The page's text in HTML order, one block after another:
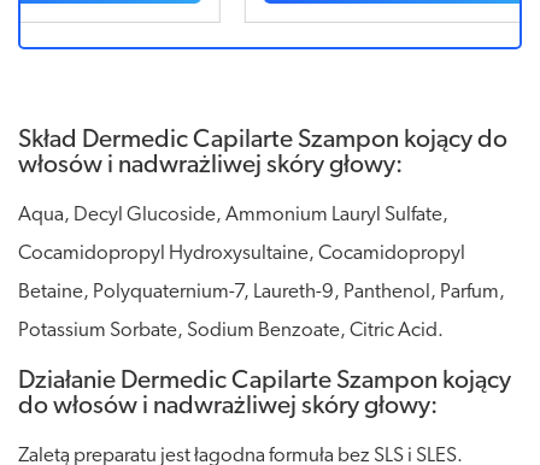
Skład Dermedic Capilarte Szampon kojący do
włosów i nadwrażliwej skóry głowy:
Aqua, Decyl Glucoside, Ammonium Lauryl Sulfate,
Cocamidopropyl Hydroxysultaine, Cocamidopropyl
Betaine, Polyquaternium-7, Laureth-9, Panthenol, Parfum,
Potassium Sorbate, Sodium Benzoate, Citric Acid.
Działanie Dermedic Capilarte Szampon kojący
do włosów i nadwrażliwej skóry głowy:
Zaletą preparatu jest łagodna formuła bez SLS i SLES.